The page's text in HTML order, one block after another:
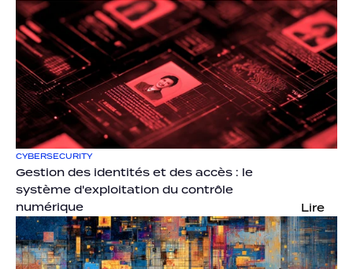
CYBERSECURITY
Gestion des identités et des accès : le
système d'exploitation du contrôle
numérique
Lire